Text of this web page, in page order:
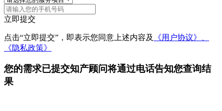
立即提交
点击“立即提交”，即表示您同意上述内容及
《用户协议》、
《隐私政策》
您的需求已提交知产顾问将通过电话告知您查询结
果